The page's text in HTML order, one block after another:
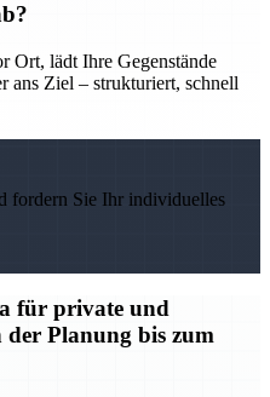
Ort, lädt Ihre Gegenstände
ans Ziel – strukturiert, schnell
fordern Sie Ihr individuelles
für private und
der Planung bis zum